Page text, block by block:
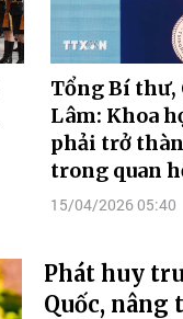
Tổng Bí thư,
Lâm: Khoa
phải trở
trong quan
15/04/2026 05:40
Phát huy
Quốc,